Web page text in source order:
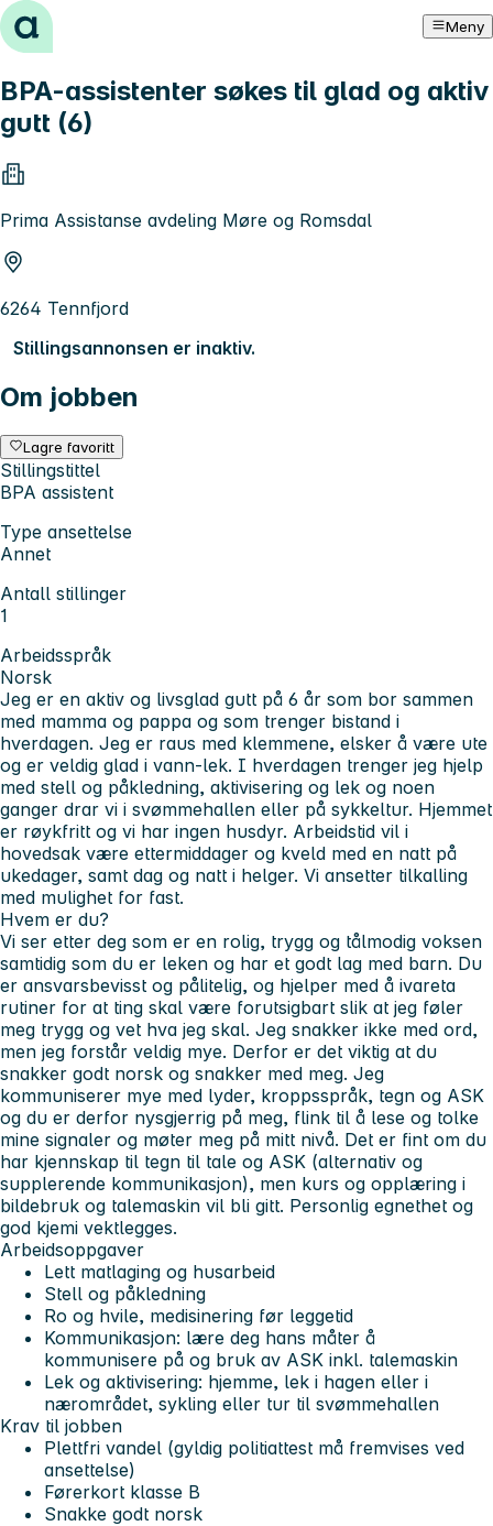
Hopp til innhold Meny
BPA-assistenter søkes til glad og aktiv
gutt (6)
Prima Assistanse avdeling Møre og Romsdal
6264 Tennfjord
Stillingsannonsen er inaktiv.
Om jobben
Lagre favoritt
Stillingstittel
BPA assistent
Type ansettelse
Annet
Antall stillinger
1
Arbeidsspråk
Norsk
Jeg er en aktiv og livsglad gutt på 6 år som bor sammen
med mamma og pappa og som trenger bistand i
hverdagen. Jeg er raus med klemmene, elsker å være ute
og er veldig glad i vann-lek. I hverdagen trenger jeg hjelp
med stell og påkledning, aktivisering og lek og noen
ganger drar vi i svømmehallen eller på sykkeltur. Hjemmet
er røykfritt og vi har ingen husdyr. Arbeidstid vil i
hovedsak være ettermiddager og kveld med en natt på
ukedager, samt dag og natt i helger. Vi ansetter tilkalling
med mulighet for fast.
Hvem er du?
Vi ser etter deg som er en rolig, trygg og tålmodig voksen
samtidig som du er leken og har et godt lag med barn. Du
er ansvarsbevisst og pålitelig, og hjelper med å ivareta
rutiner for at ting skal være forutsigbart slik at jeg føler
meg trygg og vet hva jeg skal. Jeg snakker ikke med ord,
men jeg forstår veldig mye. Derfor er det viktig at du
snakker godt norsk og snakker med meg. Jeg
kommuniserer mye med lyder, kroppsspråk, tegn og ASK
og du er derfor nysgjerrig på meg, flink til å lese og tolke
mine signaler og møter meg på mitt nivå. Det er fint om du
har kjennskap til tegn til tale og ASK (alternativ og
supplerende kommunikasjon), men kurs og opplæring i
bildebruk og talemaskin vil bli gitt. Personlig egnethet og
god kjemi vektlegges.
Arbeidsoppgaver
Lett matlaging og husarbeid
Stell og påkledning
Ro og hvile, medisinering før leggetid
Kommunikasjon: lære deg hans måter å
kommunisere på og bruk av ASK inkl. talemaskin
Lek og aktivisering: hjemme, lek i hagen eller i
nærområdet, sykling eller tur til svømmehallen
Krav til jobben
Plettfri vandel (gyldig politiattest må fremvises ved
ansettelse)
Førerkort klasse B
Snakke godt norsk